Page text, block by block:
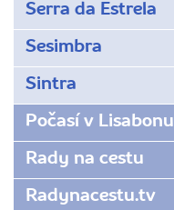
Serra da Estrela
Sesimbra
Sintra
Počasí v Lisabonu
Rady na cestu
Radynacestu.tv